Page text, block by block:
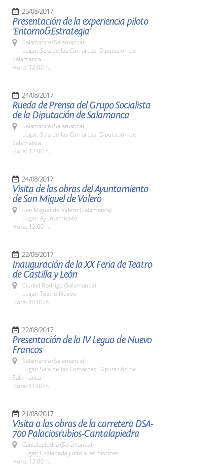
25/08/2017
Presentación de la experiencia piloto
'Entorno&Estrategia'
Salamanca (Salamanca)
Lugar: Sala de las Comarcas. Diputación de
Salamanca
Hora: 12:00 h.
24/08/2017
Rueda de Prensa del Grupo Socialista
de la Diputación de Salamanca
Salamanca (Salamanca)
Lugar: Sala de las Comarcas. Diputación de
Salamanca
Hora: 12:00 h.
24/08/2017
Visita de las obras del Ayuntamiento
de San Miguel de Valero
San Miguel de Valero (Salamanca)
Lugar: Ayuntamiento
Hora: 12:00 h.
22/08/2017
Inauguración de la XX Feria de Teatro
de Castilla y León
Ciudad Rodrigo (Salamanca)
Lugar: Teatro Nuevo
Hora: 18:00 h.
22/08/2017
Presentación de la IV Legua de Nuevo
Francos
Salamanca (Salamanca)
Lugar: Sala de las Comarcas. Diputación de
Salamanca
Hora: 11:00 h.
21/08/2017
Visita a las obras de la carretera DSA-
700 Palaciosrubios-Cantalapiedra
Cantalapiedra (Salamanca)
Lugar: Explanada junto a las piscinas
Hora: 12:00 h.